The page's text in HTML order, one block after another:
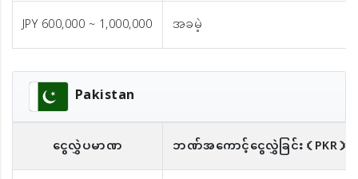
JPY 600,000 ~ 1,000,000
အခမဲ့
Pakistan
ငွေလွှဲပမာဏ ဘဏ်အကောင့်ငွေလွှဲခြင်း（PKR）